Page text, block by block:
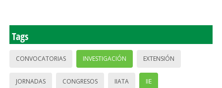
Tags
CONVOCATORIAS INVESTIGACIÓN EXTENSIÓN
JORNADAS CONGRESOS IIATA IIE